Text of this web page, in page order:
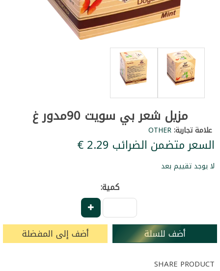
مزيل شعر بي سويت 90مدور غ
علامة تجارية:OTHER
السعر متضمن الضرائب ‏2.29 €
لا يوجد تقييم بعد
كمية:
أضف للسلة أضف إلى المفضلة
SHARE PRODUCT